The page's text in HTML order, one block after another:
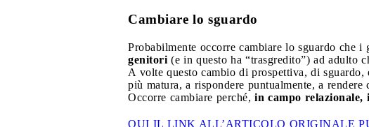
Cambiare lo sguardo
Probabilmente occorre cambiare lo sguardo che
genitori (e in questo ha “trasgredito”) ad adulto
A volte questo cambio di prospettiva, di
più matura, a rispondere puntualmente, a rendere
Occorre cambiare perché, in campo relazionale,
QUI IL LINK ALL’ARTICOLO ORIGINALE